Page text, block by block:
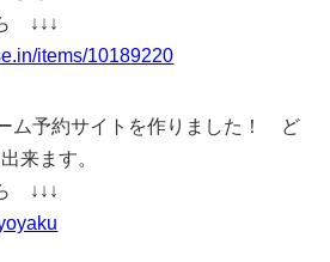
↓↓↓
items/10189220
ム予約サイトを作りました！ ど
来ます。
↓↓↓